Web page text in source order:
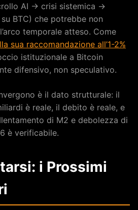
AI → crisi sistemica →
BTC) che potrebbe non
temporale atteso. Come
sua raccomandazione all’1-2%
istituzionale a Bitcoin
difensivo, non speculativo.
è il dato strutturale: il
è reale, il debito è reale, e
di M2 e debolezza di
è verificabile.
i Prossimi